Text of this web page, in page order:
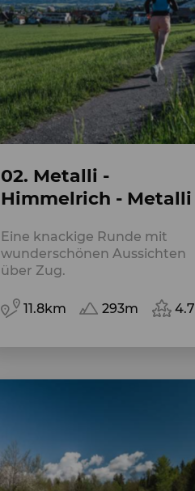
02. Metalli -
Himmelrich - Metalli
Eine knackige Runde mit
wunderschönen Aussichten
über Zug.
11.8km 293m 4.7